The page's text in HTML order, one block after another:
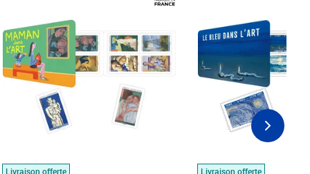
Livraison offerte
Livraison offerte